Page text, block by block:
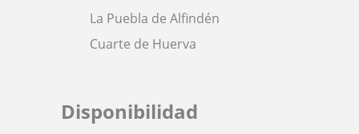
La Puebla de Alfindén
Cuarte de Huerva
Disponibilidad